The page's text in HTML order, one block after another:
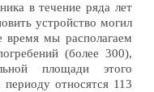
в течение ряда лет
устройство могил
время мы располагаем
(более 300),
площади этого
относятся 113